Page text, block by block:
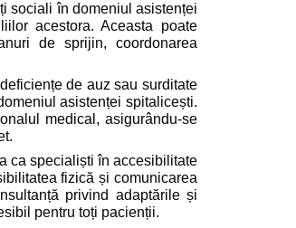
sociali în domeniul asistenței
acestora. Aceasta poate
de sprijin, coordonarea
de auz sau surditate
asistenței spitalicești.
medical, asigurându-se
ca specialiști în accesibilitate
fizică și comunicarea
privind adaptările și
pentru toți pacienții.